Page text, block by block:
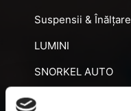
Suspensii & Înălțare
LUMINI
SNORKEL AUTO
ACCESORII